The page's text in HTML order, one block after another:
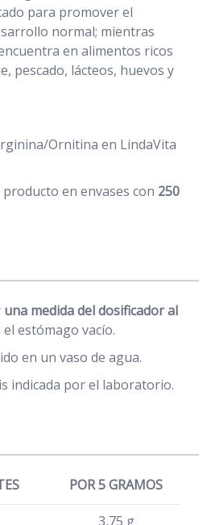
para promover el
normal; mientras
en alimentos ricos
pescado, lácteos, huevos y
Ornitina en LindaVita
producto en envases con 250
una medida del dosificador al
estómago vacío.
en un vaso de agua.
indicada por el laboratorio.
POR 5 GRAMOS
3,75 g